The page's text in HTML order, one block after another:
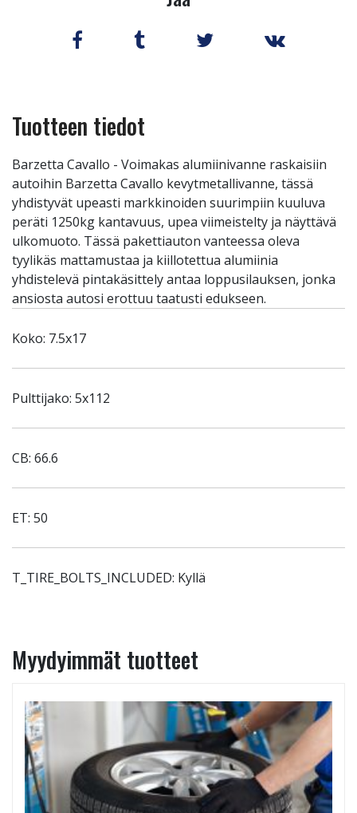
Tuotteen tiedot
Barzetta Cavallo - Voimakas alumiinivanne raskaisiin
autoihin Barzetta Cavallo kevytmetallivanne, tässä
yhdistyvät upeasti markkinoiden suurimpiin kuuluva
peräti 1250kg kantavuus, upea viimeistelty ja näyttävä
ulkomuoto. Tässä pakettiauton vanteessa oleva
tyylikäs mattamustaa ja kiillotettua alumiinia
yhdistelevä pintakäsittely antaa loppusilauksen, jonka
ansiosta autosi erottuu taatusti edukseen.
Koko: 7.5x17
Pulttijako: 5x112
CB: 66.6
ET: 50
T_TIRE_BOLTS_INCLUDED: Kyllä
Myydyimmät tuotteet